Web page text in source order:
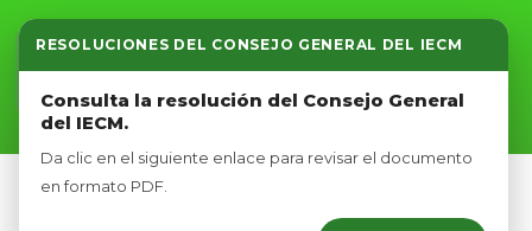
RESOLUCIONES DEL CONSEJO GENERAL DEL IECM
Consulta la resolución del Consejo General
del IECM.
Da clic en el siguiente enlace para revisar el documento
en formato PDF.
Inicio
Nosotros
Afíliate